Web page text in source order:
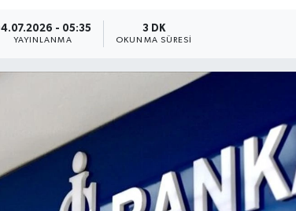
- 05:35
YAYINLANMA
3 DK
OKUNMA SÜRESI